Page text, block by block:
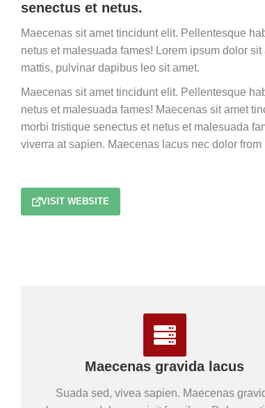
senectus et netus.
Maecenas sit amet tincidunt elit. Pellentesque
netus et malesuada fames! Lorem ipsum dolor
mattis, pulvinar dapibus leo sit amet.
Maecenas sit amet tincidunt elit. Pellentesque
netus et malesuada fames! Maecenas sit amet
morbi tristique senectus et netus et malesuada
viverra at sapien. Maecenas lacus nec dolor from
VISIT WEBSITE
Maecenas gravida lacus
Suada sed, vivea sapien. Maecenas